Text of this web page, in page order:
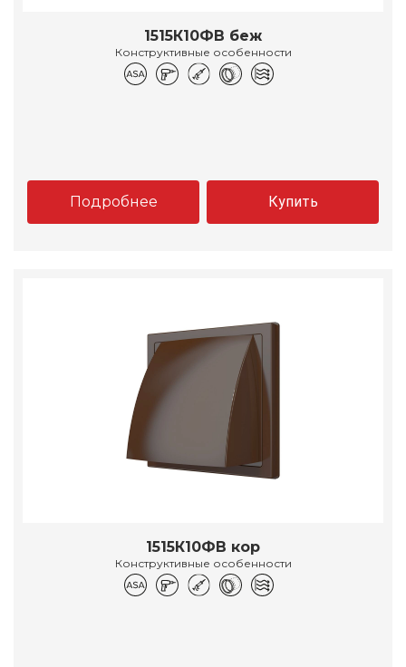
1515К10ФВ беж
Конструктивные особенности
Подробнее Купить
1515К10ФВ кор
Конструктивные особенности